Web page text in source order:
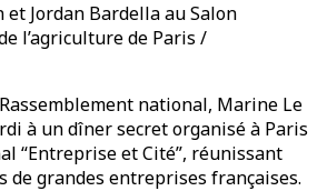
et Jordan Bardella au Salon
l’agriculture de Paris /
national, Marine Le
à un dîner secret organisé à Paris
“Entreprise et Cité”, réunissant
de grandes entreprises françaises.